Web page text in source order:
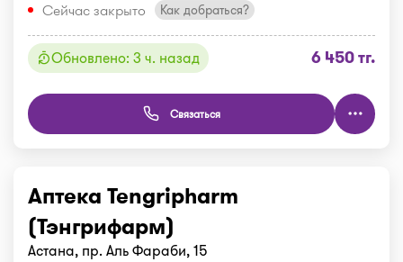
Сейчас закрыто
Как добраться?
Обновлено: 3 ч. назад 6 450 тг.
Связаться
Аптека Tengripharm
(Тэнгрифарм)
Астана, пр. Аль Фараби, 15